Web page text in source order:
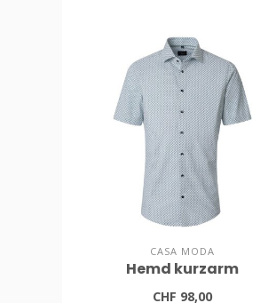
CASA MODA
Hemd kurzarm
CHF 98,00